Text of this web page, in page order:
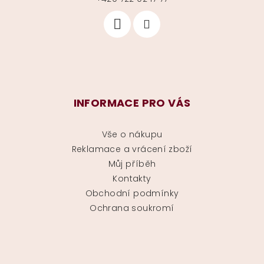
INFORMACE PRO VÁS
Vše o nákupu
Reklamace a vrácení zboží
Můj příběh
Kontakty
Obchodní podmínky
Ochrana soukromí